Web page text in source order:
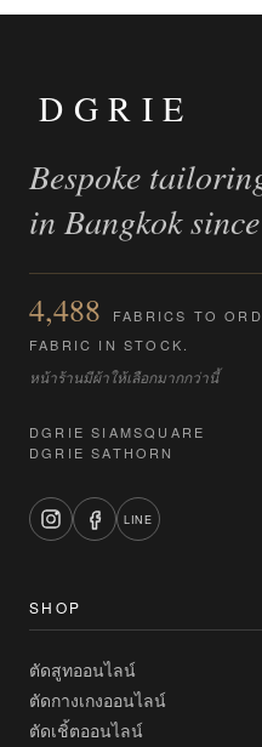
เปรียบ
DGRIE
Bespoke
in Bangkok
4,488
FABRICS TO
FABRIC IN STOCK.
หน้าร้านมีผ้าให้เลือกมากกว่านี้
DGRIE SIAMSQUARE
DGRIE SATHORN
LINE
SHOP
ตัดสูทออนไลน์
ตัดกางเกงออนไลน์
ตัดเชิ้ตออนไลน์